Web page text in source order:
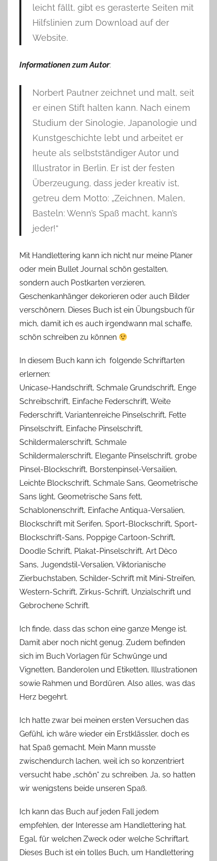
leicht fällt, gibt es gerasterte Seiten mit
Hilfslinien zum Download auf der
Website.
Informationen zum Autor:
Norbert Pautner zeichnet und malt, seit
er einen Stift halten kann. Nach einem
Studium der Sinologie, Japanologie und
Kunstgeschichte lebt und arbeitet er
heute als selbstständiger Autor und
Illustrator in Berlin. Er ist der festen
Überzeugung, dass jeder kreativ ist,
getreu dem Motto: „Zeichnen, Malen,
Basteln: Wenn’s Spaß macht, kann’s
jeder!“
Mit Handlettering kann ich nicht nur meine Planer
oder mein Bullet Journal schön gestalten,
sondern auch Postkarten verzieren,
Geschenkanhänger dekorieren oder auch Bilder
verschönern. Dieses Buch ist ein Übungsbuch für
mich, damit ich es auch irgendwann mal schaffe,
schön schreiben zu können
In diesem Buch kann ich folgende Schriftarten
erlernen:
Unicase-Handschrift, Schmale Grundschrift, Enge
Schreibschrift, Einfache Federschrift, Weite
Federschrift, Variantenreiche Pinselschrift, Fette
Pinselschrift, Einfache Pinselschrift,
Schildermalerschrift, Schmale
Schildermalerschrift, Elegante Pinselschrift, grobe
Pinsel-Blockschrift, Borstenpinsel-Versailien,
Leichte Blockschrift, Schmale Sans, Geometrische
Sans light, Geometrische Sans fett,
Schablonenschrift, Einfache Antiqua-Versalien,
Blockschrift mit Serifen, Sport-Blockschrift, Sport-
Blockschrift-Sans, Poppige Cartoon-Schrift,
Doodle Schrift, Plakat-Pinselschrift, Art Dèco
Sans, Jugendstil-Versalien, Viktorianische
Zierbuchstaben, Schilder-Schrift mit Mini-Streifen,
Western-Schrift, Zirkus-Schrift, Unzialschrift und
Gebrochene Schrift.
Ich finde, dass das schon eine ganze Menge ist.
Damit aber noch nicht genug. Zudem befinden
sich im Buch Vorlagen für Schwünge und
Vignetten, Banderolen und Etiketten, Illustrationen
sowie Rahmen und Bordüren. Also alles, was das
Herz begehrt.
Ich hatte zwar bei meinen ersten Versuchen das
Gefühl, ich wäre wieder ein Erstklässler, doch es
hat Spaß gemacht. Mein Mann musste
zwischendurch lachen, weil ich so konzentriert
versucht habe „schön“ zu schreiben. Ja, so hatten
wir wenigstens beide unseren Spaß.
Ich kann das Buch auf jeden Fall jedem
empfehlen, der Interesse am Handlettering hat.
Egal, für welchen Zweck oder welche Schriftart.
Dieses Buch ist ein tolles Buch, um Handlettering